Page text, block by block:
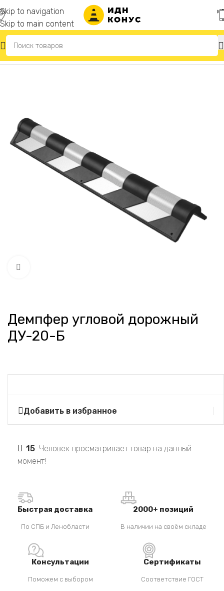
Skip to navigation
Skip to main content
Главная Демпферы угловые
Демпфер угловой дорожный
ДУ-20-Б
Добавить в избранное
15 Человек просматривает товар на данный
момент!
Быстрая доставка
По СПБ и Ленобласти
2000+ позиций
В наличии на своём складе
Консультации
Поможем с выбором
Сертификаты
Соответствие ГОСТ